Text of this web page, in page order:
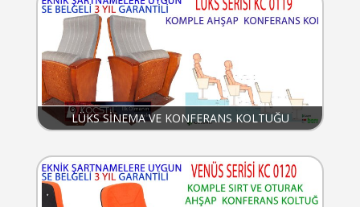
LÜKS SİNEMA VE KONFERANS KOLTUĞU